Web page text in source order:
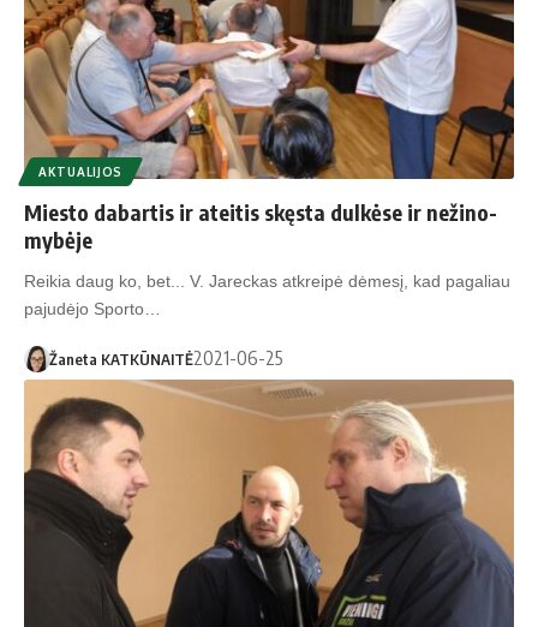
AKTUALIJOS
Mies­to da­bar­tis ir atei­tis skęs­ta dul­kė­se ir ne­ži­no­
my­bė­je
Reikia daug ko, bet... V. Jareckas atkreipė dėmesį, kad pagaliau
pajudėjo Sporto…
Žaneta KATKŪNAITĖ2021-06-25